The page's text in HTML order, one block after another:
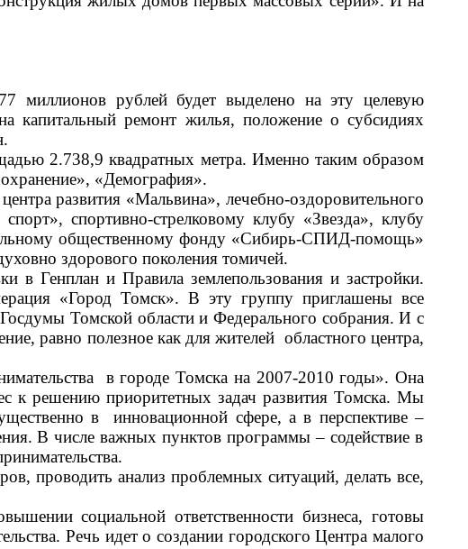
миллионов рублей будет выделено на эту целевую
капитальный ремонт жилья, положение о субсидиях
2.738,9 квадратных метра. Именно таким образом
«Демография».
развития «Мальвина», лечебно-оздоровительного
спортивно-стрелковому клубу «Звезда», клубу
общественному фонду «Сибирь-СПИД-помощь»
здорового поколения томичей.
Генплан и Правила землепользования и застройки.
«Город Томск». В эту группу приглашены все
Томской области и Федерального собрания. И с
равно полезное как для жителей областного центра,
в городе Томска на 2007-2010 годы». Она
к решению приоритетных задач развития Томска. Мы
в инновационной сфере, а в перспективе–
В числе важных пунктов программы– содействие в
проводить анализ проблемных ситуаций, делать все,
социальной ответственности бизнеса, готовы
Речь идет о создании городского Центра малого